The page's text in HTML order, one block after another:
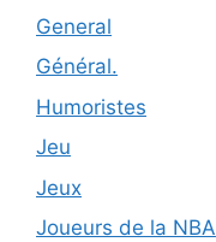
General
Général.
Humoristes
Jeu
Jeux
Joueurs de la NBA